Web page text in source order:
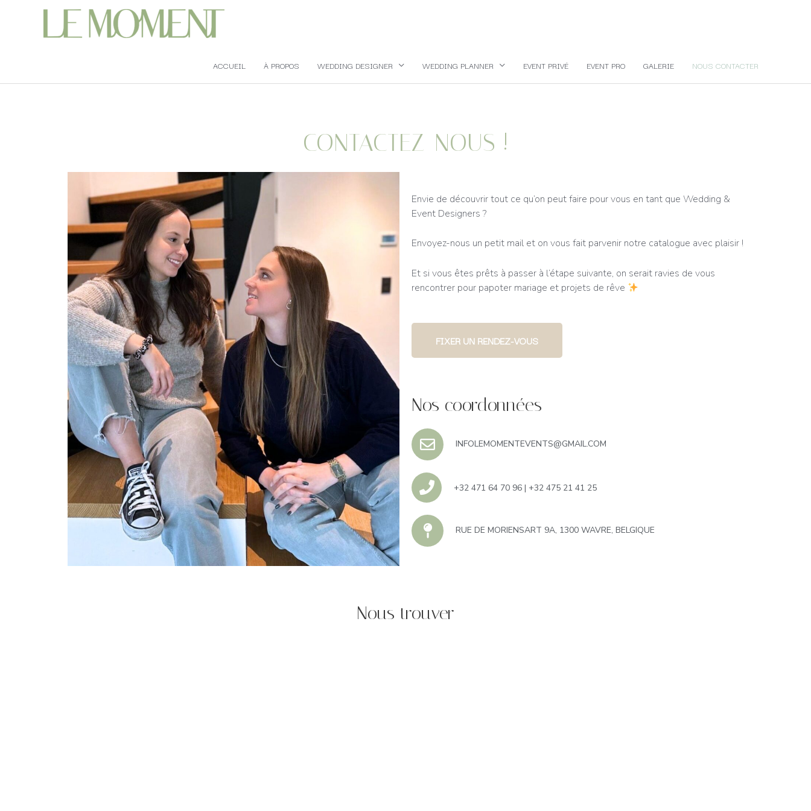
ACCUEIL À PROPOS WEDDING DESIGNER WEDDING PLANNER EVENT PRIVÉ EVENT PRO GALERIE NOUS CONTACTER
CONTACTEZ-NOUS !
Envie de découvrir tout ce qu’on peut faire pour vous en tant que Wedding &
Event Designers ?
Envoyez-nous un petit mail et on vous fait parvenir notre catalogue avec plaisir !
Et si vous êtes prêts à passer à l’étape suivante, on serait ravies de vous
rencontrer pour papoter mariage et projets de rêve
FIXER UN RENDEZ-VOUS
Nos coordonnées
INFOLEMOMENTEVENTS@GMAIL.COM
+32 471 64 70 96 | +32 475 21 41 25
RUE DE MORIENSART 9A, 1300 WAVRE, BELGIQUE
Nous trouver